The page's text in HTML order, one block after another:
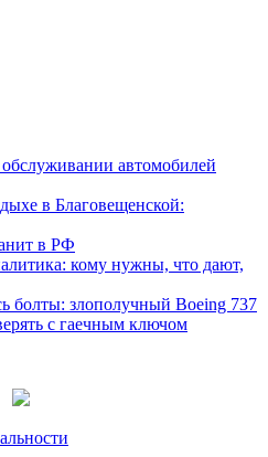
автомобилей
в Благовещенской:
в РФ
кому нужны, что дают,
болты: злополучный Boeing 737
с гаечным ключом